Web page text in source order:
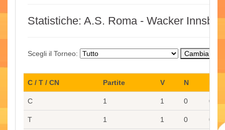
Statistiche: A.S. Roma - Wacker
Scegli il Torneo:
C / T / CN Partite V N
C 1 1 0 0
T 1 1 0 0